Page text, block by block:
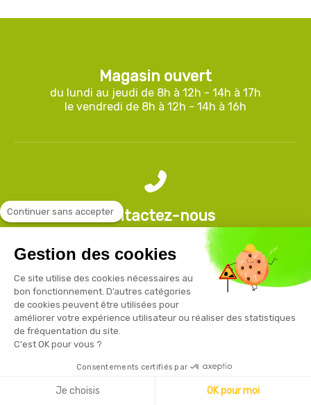
Magasin ouvert
du lundi au jeudi de 8h à 12h - 14h à 17h
le vendredi de 8h à 12h - 14h à 16h
Contactez-nous
03 80 74 28 15
À propos de nous
Adresse
ZAE Cap Nord
Continuer sans accepter
Gestion des cookies
Ce site utilise des cookies nécessaires au
bon fonctionnement. D’autres catégories
de cookies peuvent être utilisées pour
améliorer votre expérience utilisateur ou réaliser des statistiques
de fréquentation du site.
C'est OK pour vous ?
Consentements certifiés par
Je choisis OK pour moi